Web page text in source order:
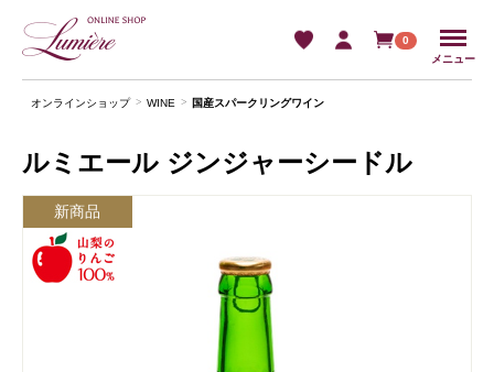
0
メニュー
オンラインショップ WINE 国産スパークリングワイン
ルミエール ジンジャーシードル
新商品